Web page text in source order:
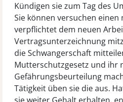
Kündigen sie zum Tag des
Sie können versuchen
verpflichtet dem neuen
Vertragsunterzeichnung
die Schwangerschaft
Mutterschutzgesetz und ihr
Gefährungsbeurteilung
Tätigkeit üben sie die aus.